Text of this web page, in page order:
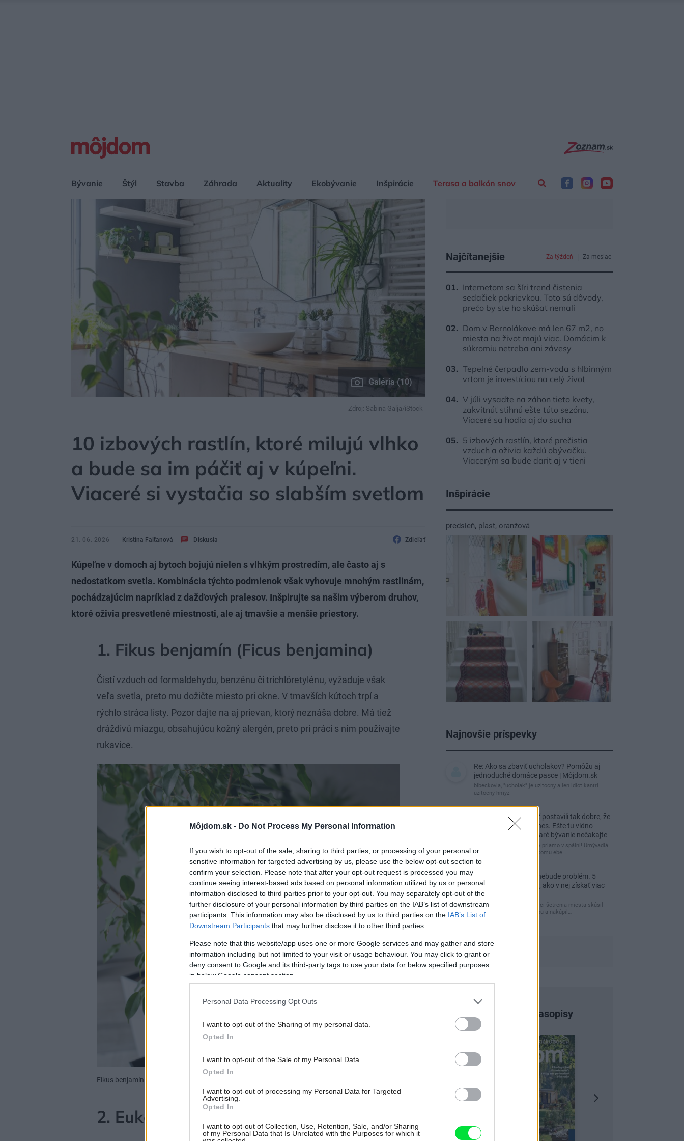
Môjdom.sk - Do Not Process My Personal Information
If you wish to opt-out of the sale, sharing to third parties, or processing of your personal or
sensitive information for targeted advertising by us, please use the below opt-out section to
confirm your selection. Please note that after your opt-out request is processed you may
continue seeing interest-based ads based on personal information utilized by us or personal
information disclosed to third parties prior to your opt-out. You may separately opt-out of the
further disclosure of your personal information by third parties on the IAB’s list of downstream
participants. This information may also be disclosed by us to third parties on the IAB’s List of
Downstream Participants that may further disclose it to other third parties.
Please note that this website/app uses one or more Google services and may gather and store
information including but not limited to your visit or usage behaviour. You may click to grant or
deny consent to Google and its third-party tags to use your data for below specified purposes
in below Google consent section.
Personal Data Processing Opt Outs
I want to opt-out of the Sharing of my personal data.
Opted In
I want to opt-out of the Sale of my Personal Data.
Opted In
I want to opt-out of processing my Personal Data for Targeted
Advertising.
Opted In
I want to opt-out of Collection, Use, Retention, Sale, and/or Sharing
of my Personal Data that Is Unrelated with the Purposes for which it
Bývanie Štýl Stavba Záhrada Aktuality Ekobývanie Inšpirácie Terasa a balkón snov
Galéria (10)
Zdroj: Sabina Galja/iStock
10 izbových rastlín, ktoré milujú vlhko
a bude sa im páčiť aj v kúpeľni.
Viaceré si vystačia so slabším svetlom
21. 06. 2026 Kristína Falťanová Diskusia Zdieľať
Kúpeľne v domoch aj bytoch bojujú nielen s vlhkým prostredím, ale často aj s
nedostatkom svetla. Kombinácia týchto podmienok však vyhovuje mnohým rastlinám,
pochádzajúcim napríklad z dažďových pralesov. Inšpirujte sa našim výberom druhov,
ktoré oživia presvetlené miestnosti, ale aj tmavšie a menšie priestory.
1. Fikus benjamín (Ficus benjamina)
Čistí vzduch od formaldehydu, benzénu či trichlóretylénu, vyžaduje však
veľa svetla, preto mu dožičte miesto pri okne. V tmavších kútoch trpí a
rýchlo stráca listy. Pozor dajte na aj prievan, ktorý neznáša dobre. Má tiež
dráždivú miazgu, obsahujúcu kožný alergén, preto pri práci s ním používajte
rukavice.
Fikus benjamín si potrpí na veľa svetla.
2. Eukalyptus
Najčítanejšie Za týždeň Za mesiac
Internetom sa šíri trend čistenia
sedačiek pokrievkou. Toto sú dôvody,
prečo by ste ho skúšať nemali
Dom v Bernolákove má len 67 m2, no
miesta na život majú viac. Domácim k
súkromiu netreba ani závesy
Tepelné čerpadlo zem-voda s hlbinným
vrtom je investíciou na celý život
V júli vysaďte na záhon tieto kvety,
zakvitnúť stihnú ešte túto sezónu.
Viaceré sa hodia aj do sucha
5 izbových rastlín, ktoré prečistia
vzduch a oživia každú obývačku.
Viacerým sa bude dariť aj v tieni
Inšpirácie
predsieň, plast, oranžová
Najnovšie príspevky
Re: Ako sa zbaviť ucholakov? Pomôžu aj
jednoduché domáce pasce | Môjdom.sk
blbeckovia, "ucholak" je uzitocny a len idiot kantri
uzitocny hmyz
Re: Vidiecku usadlosť postavili tak dobre, že
domáceho chráni i dnes. Ešte tu vidno
kamenné múry, no staré bývanie nečakajte
čakám kedy budú wc misy priamo v spálni! Umývadlá
už sú štandardom! Tu niekomu ebe…
Re: Tesná spálňa už nebude problém. 5
praktických nápadov, ako v nej získať viac
úložného miesta
Ja som pred časom v rámci šetrenia miesta skúsil
využiť priestor pod posteľou a nakúpil…
Najnovšie časopisy